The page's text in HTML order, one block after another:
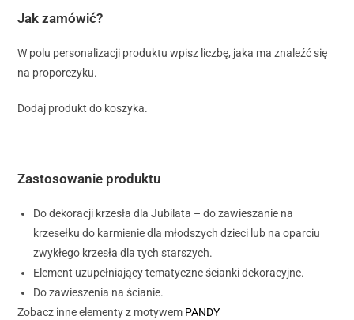
Jak zamówić?
W polu personalizacji produktu wpisz liczbę, jaka ma znaleźć się
na proporczyku.
Dodaj produkt do koszyka.
Zastosowanie produktu
Do dekoracji krzesła dla Jubilata – do zawieszanie na
krzesełku do karmienie dla młodszych dzieci lub na oparciu
zwykłego krzesła dla tych starszych.
Element uzupełniający tematyczne ścianki dekoracyjne.
Do zawieszenia na ścianie.
Zobacz inne elementy z motywem PANDY